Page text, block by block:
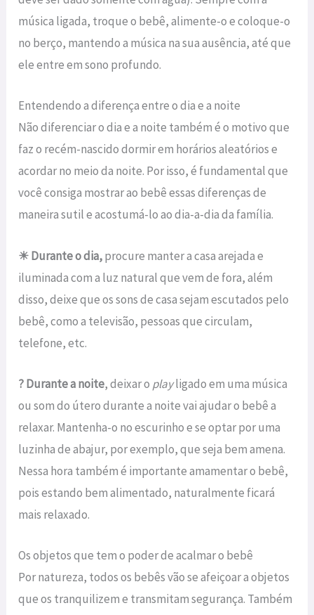
música ligada, troque o bebê, alimente-o e coloque-o
no berço, mantendo a música na sua ausência, até que
ele entre em sono profundo.
Entendendo a diferença entre o dia e a noite
Não diferenciar o dia e a noite também é o motivo que
faz o recém-nascido dormir em horários aleatórios e
acordar no meio da noite. Por isso, é fundamental que
você consiga mostrar ao bebê essas diferenças de
maneira sutil e acostumá-lo ao dia-a-dia da família.
☀ Durante o dia,procure manter a casa arejada e
iluminada com a luz natural que vem de fora, além
disso, deixe que os sons de casa sejam escutados pelo
bebê, como a televisão, pessoas que circulam,
telefone, etc.
? Durante a noite, deixar o playligado em uma música
ou som do útero durante a noite vai ajudar o bebê a
relaxar. Mantenha-o no escurinho e se optar por uma
luzinha de abajur, por exemplo, que seja bem amena.
Nessa hora também é importante amamentar o bebê,
pois estando bem alimentado, naturalmente ficará
mais relaxado.
Os objetos que tem o poder de acalmar o bebê
Por natureza, todos os bebês vão se afeiçoar a objetos
que os tranquilizem e transmitam segurança. Também